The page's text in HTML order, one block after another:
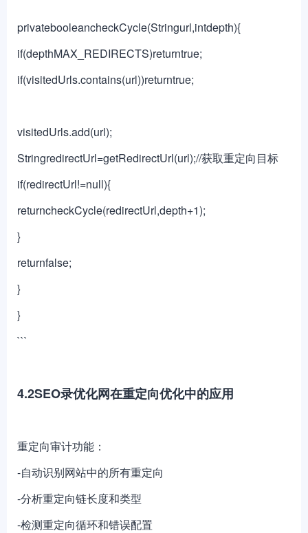
privatebooleancheckCycle(Stringurl,intdepth){
if(depthMAX_REDIRECTS)returntrue;
if(visitedUrls.contains(url))returntrue;
visitedUrls.add(url);
StringredirectUrl=getRedirectUrl(url);//获取重定向目标
if(redirectUrl!=null){
returncheckCycle(redirectUrl,depth+1);
}
returnfalse;
}
}
```
4.2SEO录优化网在重定向优化中的应用
重定向审计功能：
-自动识别网站中的所有重定向
-分析重定向链长度和类型
-检测重定向循环和错误配置